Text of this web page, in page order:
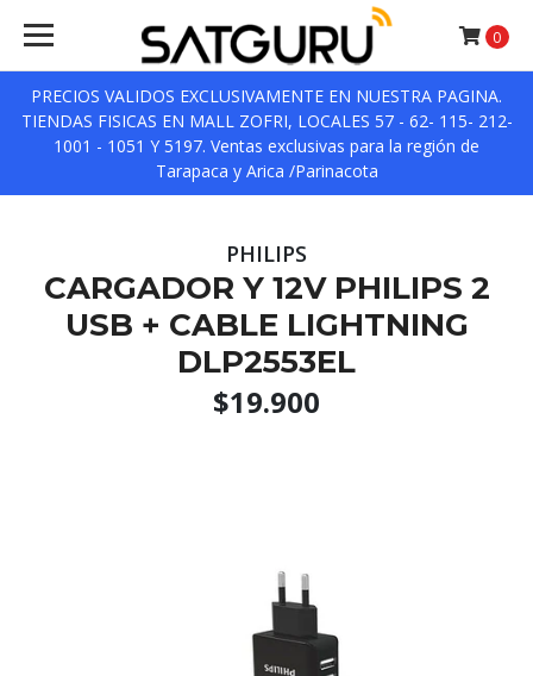
PRECIOS VALIDOS EXCLUSIVAMENTE EN NUESTRA PAGINA.
TIENDAS FISICAS EN MALL ZOFRI, LOCALES 57 - 62- 115- 212-
1001 - 1051 Y 5197. Ventas exclusivas para la región de
Tarapaca y Arica /Parinacota
0
PHILIPS
CARGADOR Y 12V PHILIPS 2
USB + CABLE LIGHTNING
DLP2553EL
$19.900